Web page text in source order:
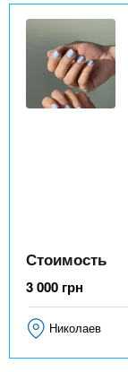
Стоимость
3 000 грн
Николаев